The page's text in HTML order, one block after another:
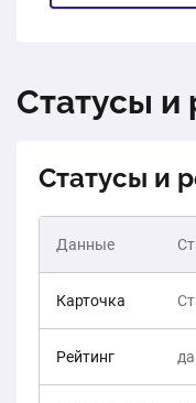
Статусы и
Статусы и
Данные
Карточка
Рейтинг